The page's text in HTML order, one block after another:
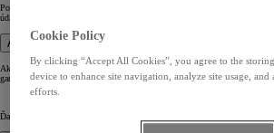
Poznámka: Počas aktivácie musíte prijať podmienky používania a potvrdiť
údajov.
Ako môžem deaktivovať online služby?
Ak chcete natrvalo zatvoriť online služby v MyToyota, najprv vyberte
garáž" a potom klepnite na "Ponuka online služieb". Postupujte podľa
Ďalšie informácie nájdete v príslušnej príručke "Ako na to".
Cookie Policy
By clicking “Accept All Cookies”, you agree to the
device to enhance site navigation, analyze site usage, and
efforts.